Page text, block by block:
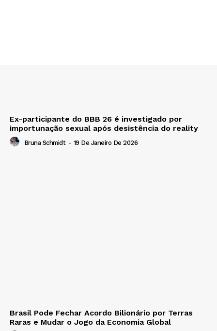
Ex-participante do BBB 26 é investigado por
importunação sexual após desistência do reality
Bruna Schmidt - 19 De Janeiro De 2026
Brasil Pode Fechar Acordo Bilionário por Terras
Raras e Mudar o Jogo da Economia Global